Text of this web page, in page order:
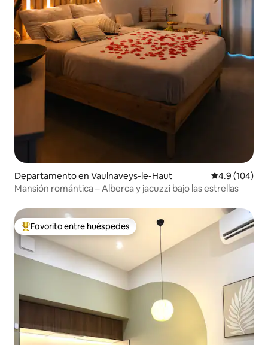
Departamento en Vaulnaveys-le-Haut Calificación
4.9 (104)
Mansión romántica – Alberca y jacuzzi bajo las estrellas
De los mejores en Favorito entre huéspedes
Favorito entre huéspedes